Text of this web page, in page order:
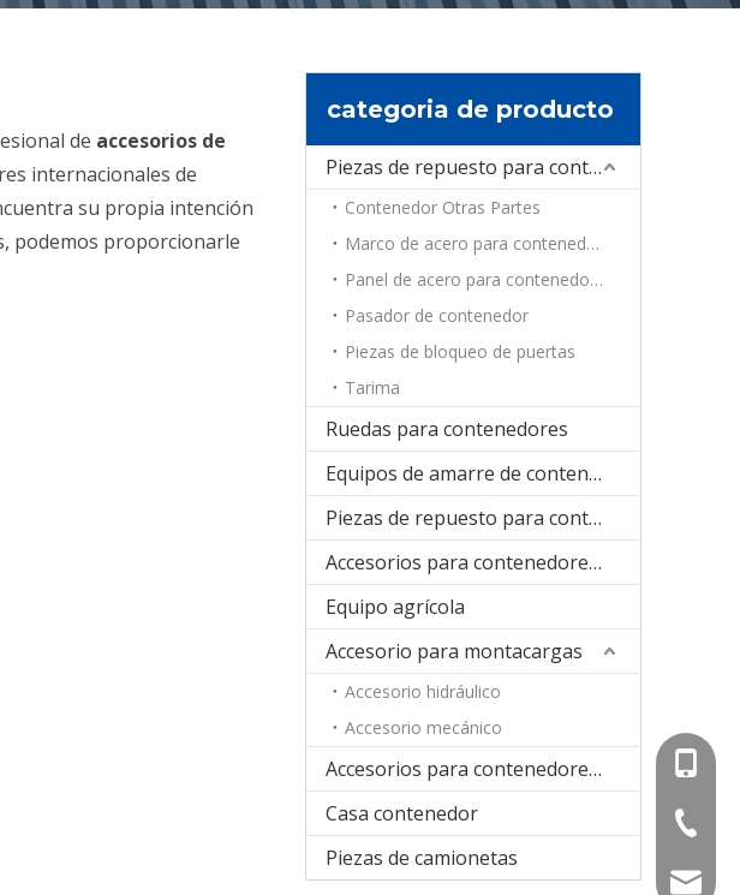
de accesorios de
internacionales de
su propia intención
podemos proporcionarle
categoria de producto
Piezas de repuesto para contenedores
Contenedor Otras Partes
Marco de acero para contenedores
Panel de acero para contenedores
Pasador de contenedor
Piezas de bloqueo de puertas
Tarima
Ruedas para contenedores
Equipos de amarre de contenedores
Piezas de repuesto para contenedores de refrigeración
Accesorios para contenedores plegables
Equipo agrícola
Accesorio para montacargas
Accesorio hidráulico
Accesorio mecánico
Accesorios para contenedores cisterna
Casa contenedor
Piezas de camionetas
+86-
+86-